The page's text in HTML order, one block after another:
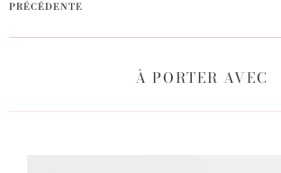
PRÉCÉDENTE
À PORTER AVEC